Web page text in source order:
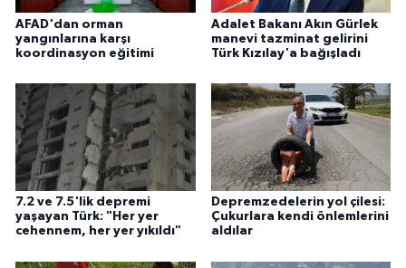
AFAD'dan orman
yangınlarına karşı
koordinasyon eğitimi
Adalet Bakanı Akın Gürlek
manevi tazminat gelirini
Türk Kızılay'a bağışladı
7.2 ve 7.5'lik depremi
yaşayan Türk: "Her yer
cehennem, her yer yıkıldı"
Depremzedelerin yol çilesi:
Çukurlara kendi önlemlerini
aldılar